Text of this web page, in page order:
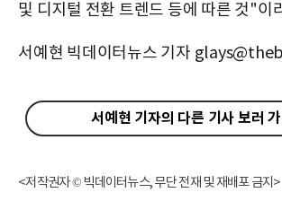
및 디지털 전환 트렌드 등에 따른 것"이
서예현 빅데이터뉴스 기자
서예현 기자의 다른 기사 보러 가
<저작권자 © 빅데이터뉴스, 무단 전재 및 재배포 금지>